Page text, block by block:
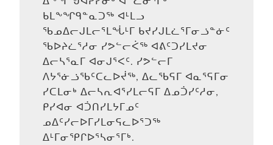
ᑲᒪᖕᖏᑫᓐᓇᑐᖅ ᐊᒻᒪᓗ
ᖃᓄᐃᓕᒍᒪᓕᕐᒪᖔᒻᒥ ᑲᔪᓯᒍᒪᓛᕐᒥᓂᓘᓐᓃᑦ
ᖃᐅᔨᓛᕐᓱᓂ ᓯᕗᓪᓕᐹᖅ ᐊᕕᑦᑐᓯᒪᔪᓂ
ᐃᓕᓴᕐᓇᒥ ᐊᓂᒍᕐᐸᑦ. ᓯᕗᓪᓕᒥ
ᐱᔭᕐᓃᓘᖃᑦᑕᓚᐅᔫᖅ, ᐃᓚᖃᕋᒥ ᐊᓇᕐᕋᒥᓂ
ᓯᑕᒪᓂᒃ ᐃᓕᓴᕆᐊᕐᓯᒪᓕᕋᒥ ᐃᓄᑑᓯᑦᓱᓂ,
ᑭᓯᐊᓂ ᐊᑑᑎᓯᒪᔭᒥᓄᑦ
ᓄᐃᑦᓯᓕᐅᒥᓯᒪᓂᕋᓚᐅᕐᑐᖅ
ᐃᒻᒥᓂᕿᒋᐅᕐᓴᓂᕐᒥᒃ.